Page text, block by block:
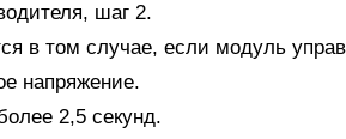
шаг 2.
в том случае, если модуль
напряжение.
2,5 секунд.